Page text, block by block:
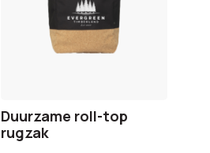
Duurzame roll-top
rugzak